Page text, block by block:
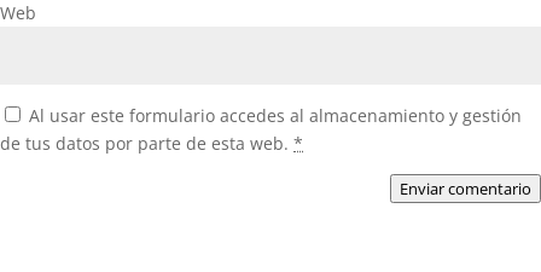
Web
Al usar este formulario accedes al almacenamiento y gestión
de tus datos por parte de esta web. *
Enviar comentario